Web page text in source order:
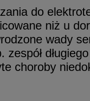
do
niż u
wady
choroby